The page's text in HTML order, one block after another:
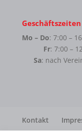
Geschäftszeiten
Mo – Do: 7:00 –
Fr: 7:00 –
Sa: nach
Kontakt